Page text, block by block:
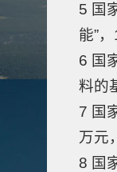
5 国
能”
6 国
料的
7 国
万元
8 国